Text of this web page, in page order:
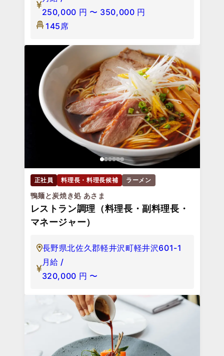
250,000 円 〜 350,000 円
145席
正社員 料理長・料理長候補 ラーメン
鴨麺と炭焼き処 あさま
レストラン調理（料理長・副料理長・
マネージャー）
長野県北佐久郡軽井沢町軽井沢601-1
月給 /
320,000 円 〜